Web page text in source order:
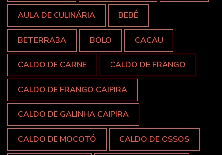
AULA DE CULINÁRIA BEBÊ
BETERRABA BOLO CACAU
CALDO DE CARNE CALDO DE FRANGO
CALDO DE FRANGO CAIPIRA
CALDO DE GALINHA CAIPIRA
CALDO DE MOCOTÓ CALDO DE OSSOS